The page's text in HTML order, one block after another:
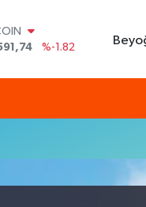
%-1.82